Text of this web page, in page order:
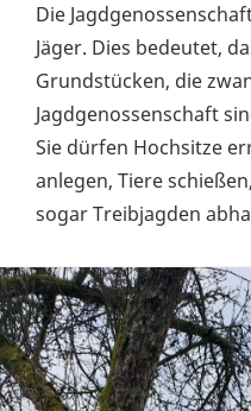
Die
Jäger. Dies bedeutet,
Grundstücken, die
Jagdgenossenschaft
Sie dürfen Hochsitze
anlegen, Tiere
sogar Treibjagden